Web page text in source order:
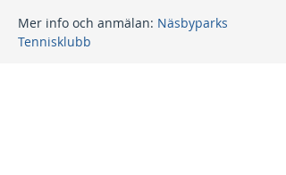
Mer info och anmälan: Näsbyparks
Tennisklubb